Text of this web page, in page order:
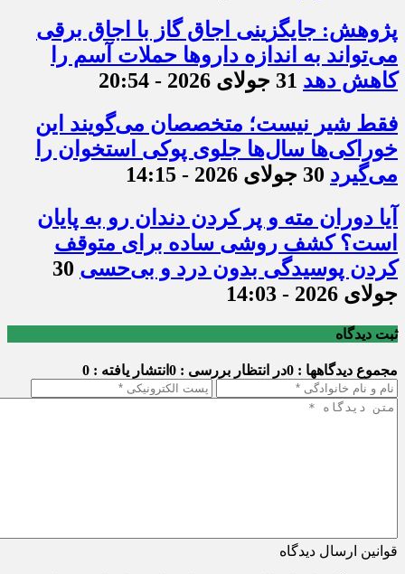
پژوهش: جایگزینی اجاق گاز با اجاق برقی
می‌تواند به اندازه داروها حملات آسم را
کاهش دهد 31 جولای 2026 - 20:54
فقط شیر نیست؛ متخصصان می‌گویند این
خوراکی‌ها سال‌ها جلوی پوکی استخوان را
می‌گیرد 30 جولای 2026 - 14:15
آیا دوران مته و پر کردن دندان رو به پایان
است؟ کشف روشی ساده برای متوقف
کردن پوسیدگی بدون درد و بی‌حسی 30
جولای 2026 - 14:03
ثبت دیدگاه
مجموع دیدگاهها : 0 در انتظار بررسی : 0 انتشار یافته : 0
قوانین ارسال دیدگاه